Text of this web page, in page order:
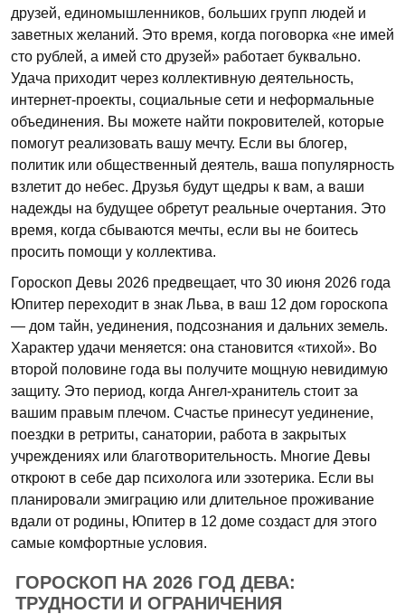
друзей, единомышленников, больших групп людей и
заветных желаний. Это время, когда поговорка «не имей
сто рублей, а имей сто друзей» работает буквально.
Удача приходит через коллективную деятельность,
интернет-проекты, социальные сети и неформальные
объединения. Вы можете найти покровителей, которые
помогут реализовать вашу мечту. Если вы блогер,
политик или общественный деятель, ваша популярность
взлетит до небес. Друзья будут щедры к вам, а ваши
надежды на будущее обретут реальные очертания. Это
время, когда сбываются мечты, если вы не боитесь
просить помощи у коллектива.
Гороскоп Девы 2026 предвещает, что 30 июня 2026 года
Юпитер переходит в знак Льва, в ваш 12 дом гороскопа
— дом тайн, уединения, подсознания и дальних земель.
Характер удачи меняется: она становится «тихой». Во
второй половине года вы получите мощную невидимую
защиту. Это период, когда Ангел-хранитель стоит за
вашим правым плечом. Счастье принесут уединение,
поездки в ретриты, санатории, работа в закрытых
учреждениях или благотворительность. Многие Девы
откроют в себе дар психолога или эзотерика. Если вы
планировали эмиграцию или длительное проживание
вдали от родины, Юпитер в 12 доме создаст для этого
самые комфортные условия.
ГОРОСКОП НА 2026 ГОД ДЕВА:
ТРУДНОСТИ И ОГРАНИЧЕНИЯ